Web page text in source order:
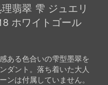
翡翠 雫 ジュエリ
ホワイトゴール
ある色合いの雫型墨翠を
ダント。落ち着いた大人
ンは付属していません。